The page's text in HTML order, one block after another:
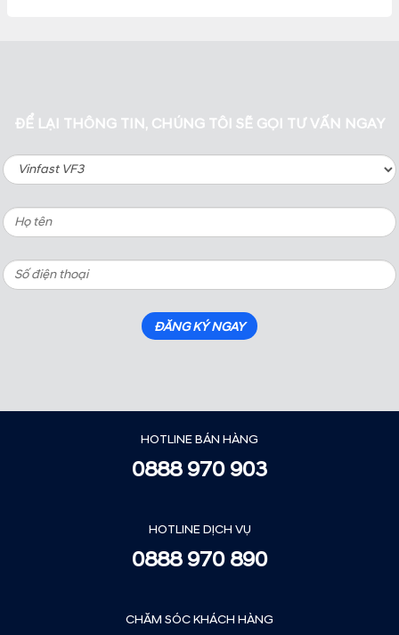
ĐỂ LẠI THÔNG TIN, CHÚNG TÔI SẼ GỌI TƯ VẤN NGAY
HOTLINE BÁN HÀNG
0888 970 903
HOTLINE DỊCH VỤ
0888 970 890
CHĂM SÓC KHÁCH HÀNG